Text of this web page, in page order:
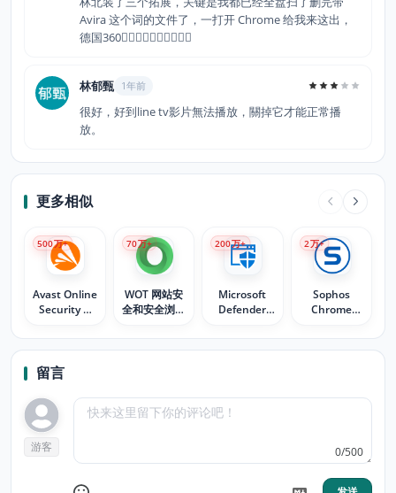
Avira 这个词的文件了，一打开 Chrome 给我来这出，
德国360👍🏻👍🏼👍🏽👍🏾👍🏿
林郁甄 1年前
很好，好到line tv影片無法播放，關掉它才能正常播
放。
更多相似
Avast Online
Security &
500万+
WOT 网站安
全和安全浏览
70万+
Microsoft
Defender
Protection
200万+
Sophos
Chrome
2万+
留言
游客 0/500